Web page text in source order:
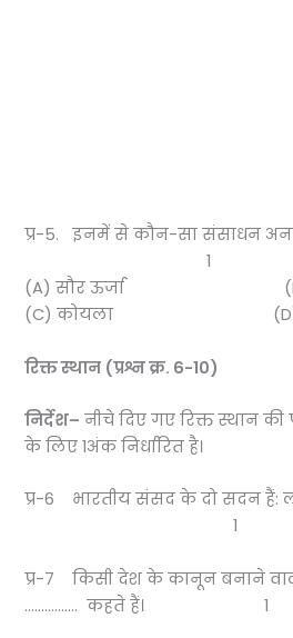
प्र-5. इनमें से कौन-सा संसाधन
1
(A) सौर ऊर्जा (B)
(C) कोयला (D)
रिक्त स्थान (प्रश्न क्र. 6-10)
निर्देश– नीचे दिए गए रिक्त स्थान की
के लिए 1अंक निर्धारित है।
प्र-6 भारतीय संसद के दो सदन हैं:
1
प्र-7 किसी देश के कानून बनाने
……………. कहते हैं। 1